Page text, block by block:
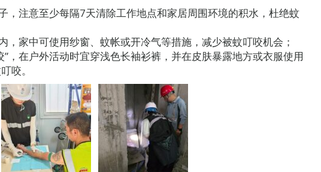
，注意至少每隔7天清除工作地点和家居周围环境的积水，杜绝蚊
，家中可使用纱窗、蚊帐或开冷气等措施，减少被蚊叮咬机会；
”，在户外活动时宜穿浅色长袖衫裤，并在皮肤暴露地方或衣服使用
咬。